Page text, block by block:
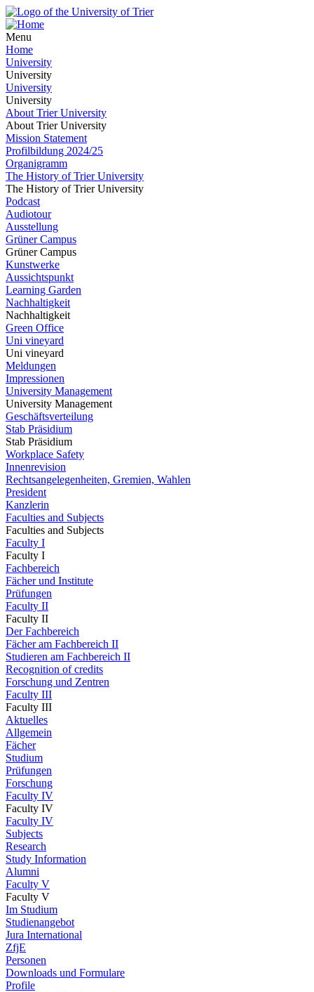
Menu
Home
University
University
University
University
About Trier University
About Trier University
Mission Statement
Profilbildung 2024/25
Organigramm
The History of Trier University
The History of Trier University
Podcast
Audiotour
Ausstellung
Grüner Campus
Grüner Campus
Kunstwerke
Aussichtspunkt
Learning Garden
Nachhaltigkeit
Nachhaltigkeit
Green Office
Uni vineyard
Uni vineyard
Meldungen
Impressionen
University Management
University Management
Geschäftsverteilung
Stab Präsidium
Stab Präsidium
Workplace Safety
Innenrevision
Rechtsangelegenheiten, Gremien, Wahlen
President
Kanzlerin
Faculties and Subjects
Faculties and Subjects
Faculty I
Faculty I
Fachbereich
Fächer und Institute
Prüfungen
Faculty II
Faculty II
Der Fachbereich
Fächer am Fachbereich II
Studieren am Fachbereich II
Recognition of credits
Forschung und Zentren
Faculty III
Faculty III
Aktuelles
Allgemein
Fächer
Studium
Prüfungen
Forschung
Faculty IV
Faculty IV
Faculty IV
Subjects
Research
Study Information
Alumni
Faculty V
Faculty V
Im Studium
Studienangebot
Jura International
ZfjE
Personen
Downloads und Formulare
Profile